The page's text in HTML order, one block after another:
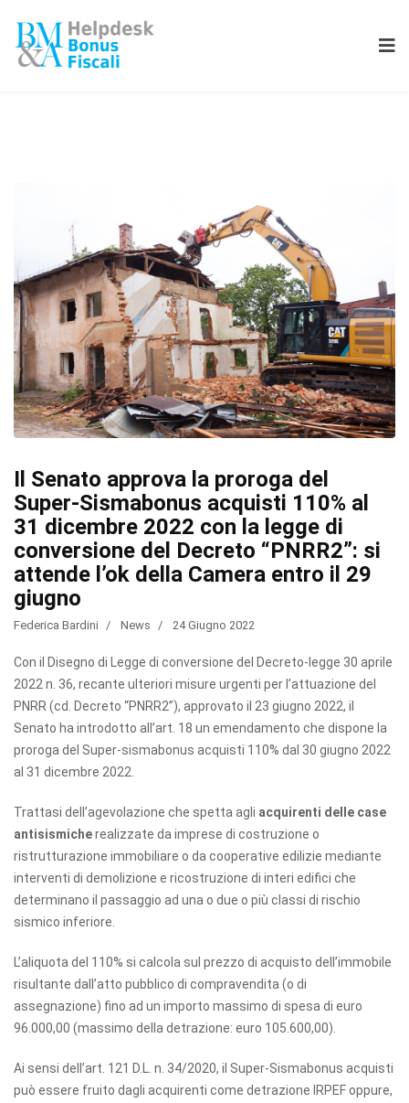
Il Senato approva la proroga del
Super-Sismabonus acquisti 110% al
31 dicembre 2022 con la legge di
conversione del Decreto “PNRR2”: si
attende l’ok della Camera entro il 29
giugno
Federica Bardini News 24 Giugno 2022
Con il Disegno di Legge di conversione del Decreto-legge 30 aprile
2022 n. 36, recante ulteriori misure urgenti per l’attuazione del
PNRR (cd. Decreto “PNRR2”), approvato il 23 giugno 2022, il
Senato ha introdotto all’art. 18 un emendamento che dispone la
proroga del Super-sismabonus acquisti 110% dal 30 giugno 2022
al 31 dicembre 2022.
Trattasi dell’agevolazione che spetta agli acquirenti delle case
antisismicherealizzate da imprese di costruzione o
ristrutturazione immobiliare o da cooperative edilizie mediante
interventi di demolizione e ricostruzione di interi edifici che
determinano il passaggio ad una o due o più classi di rischio
sismico inferiore.
L’aliquota del 110% si calcola sul prezzo di acquisto dell’immobile
risultante dall’atto pubblico di compravendita (o di
assegnazione) fino ad un importo massimo di spesa di euro
96.000,00 (massimo della detrazione: euro 105.600,00).
Ai sensi dell’art. 121 D.L. n. 34/2020, il Super-Sismabonus acquisti
può essere fruito dagli acquirenti come detrazione IRPEF oppure,